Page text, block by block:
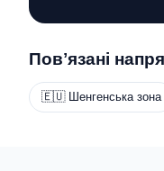
Повʼязані
🇪🇺 Шенгенська зона